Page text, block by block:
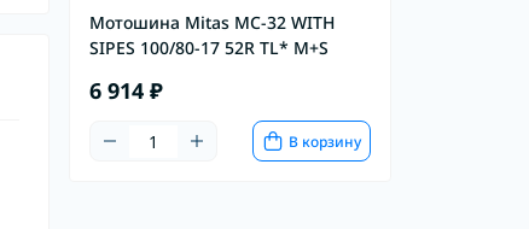
Мотошина Mitas MC-32 WITH
SIPES 100/80-17 52R TL* M+S
6 914 ₽
В корзину